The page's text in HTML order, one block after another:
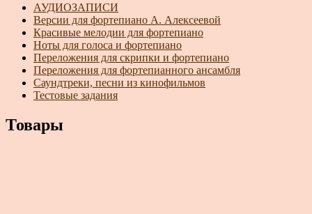
АУДИОЗАПИСИ
Версии для фортепиано А. Алексеевой
Красивые мелодии для фортепиано
Ноты для голоса и фортепиано
Переложения для скрипки и фортепиано
Переложения для фортепианного ансамбля
Саундтреки, песни из кинофильмов
Тестовые задания
Товары